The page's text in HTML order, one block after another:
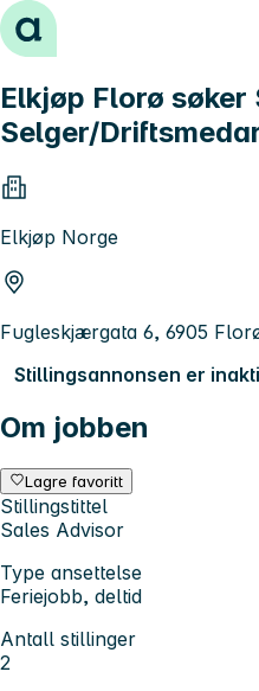
Hopp til innhold
Elkjøp Florø søker
Selger/
Elkjøp Norge
Fugleskjærgata 6, 6905
Stillingsannonsen er
Om jobben
Lagre favoritt
Stillingstittel
Sales Advisor
Type ansettelse
Feriejobb, deltid
Antall stillinger
2